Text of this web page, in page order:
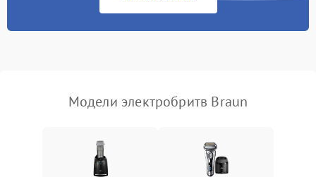
Модели электробритв Braun